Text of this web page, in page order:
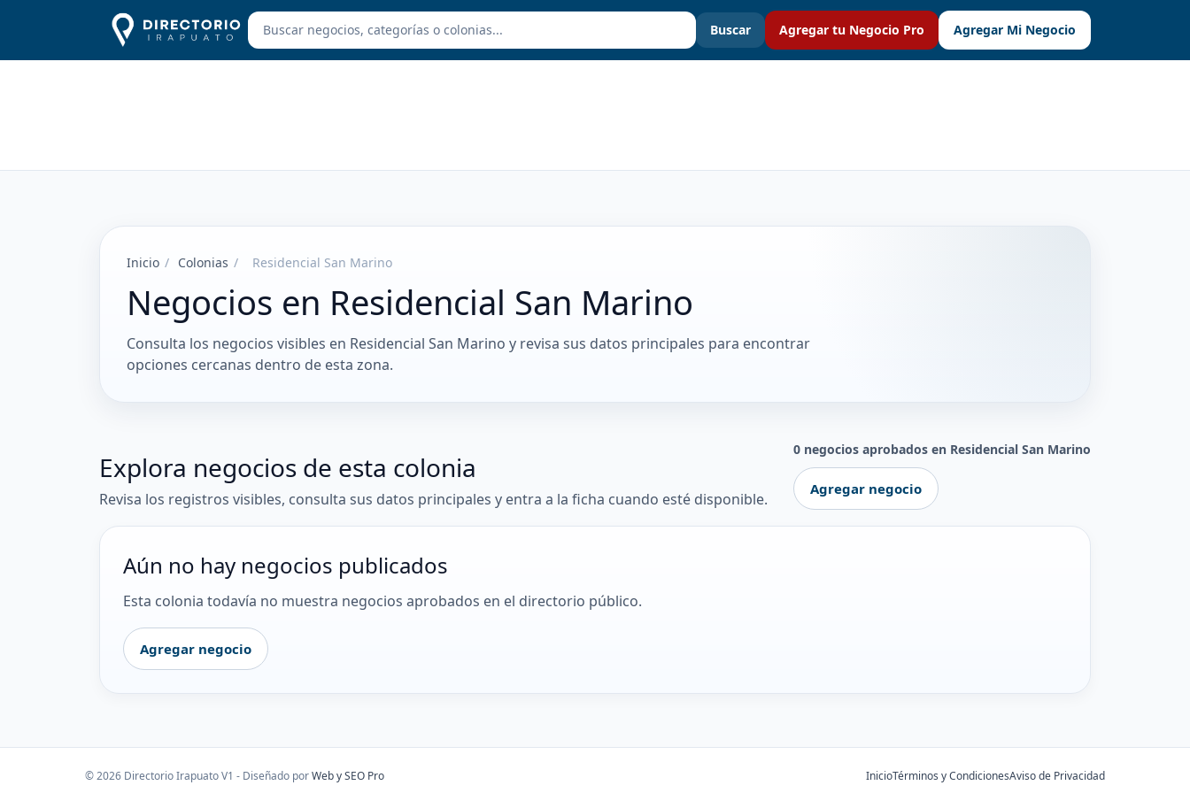
Buscar Agregar tu Negocio Pro Agregar Mi Negocio
Inicio / Colonias / Residencial San Marino
Negocios en Residencial San Marino
Consulta los negocios visibles en Residencial San Marino y revisa sus datos principales para encontrar
opciones cercanas dentro de esta zona.
Explora negocios de esta colonia
Revisa los registros visibles, consulta sus datos principales y entra a la ficha cuando esté disponible.
0 negocios aprobados en Residencial San Marino
Agregar negocio
Aún no hay negocios publicados
Esta colonia todavía no muestra negocios aprobados en el directorio público.
Agregar negocio
© 2026 Directorio Irapuato V1 - Diseñado porWeb y SEO Pro InicioTérminos y CondicionesAviso de Privacidad